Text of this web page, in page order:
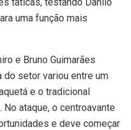
uma função mais
e Bruno Guimarães
do setor variou entre um
e o tradicional
ataque, o centroavante
e deve começar